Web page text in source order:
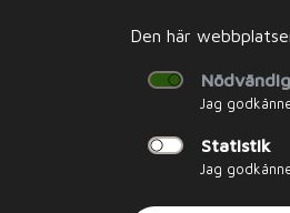
Den här
Jag
Statistik
Jag